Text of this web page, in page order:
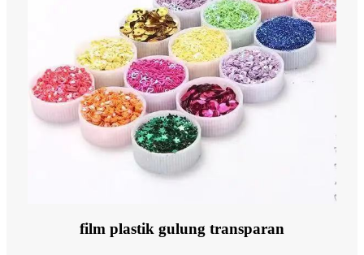
film plastik gulung transparan